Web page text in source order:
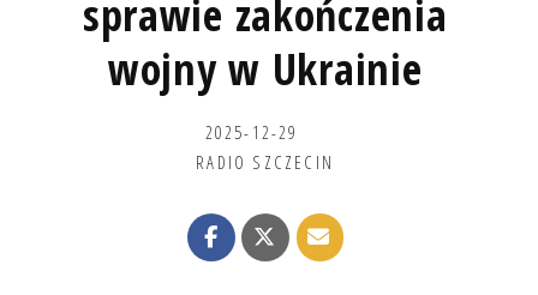
sprawie zakończenia
wojny w Ukrainie
2025-12-29
RADIO SZCZECIN